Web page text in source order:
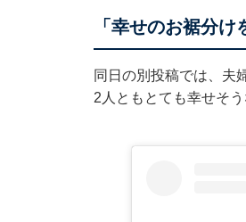
「幸せのお裾分け
同日の別投稿では、夫
2人ともとても幸せそ